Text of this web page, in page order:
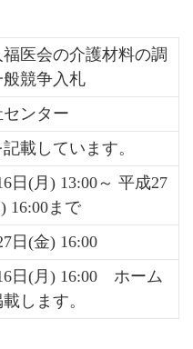
医会の介護材料の調
競争入札
ンター
載しています。
日(月) 13:00～ 平成27
16:00まで
日(金) 16:00
日(月) 16:00 ホーム
します。